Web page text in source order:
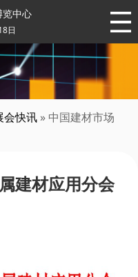
览中心
日
会快讯 » 中国建材市场
建材应用分会